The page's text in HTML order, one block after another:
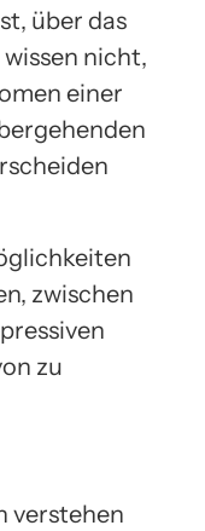
über das
wissen nicht,
einer
zwischen
zu
verstehen